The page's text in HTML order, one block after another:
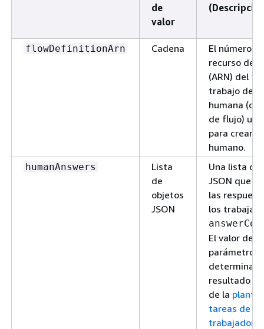
de
valor
flowDefinitionArn Cadena
El número
recurso de
(ARN) del
trabajo de
humana
de flujo)
para crear
humano.
humanAnswers
Lista
de
objetos
JSON
Una lista de
JSON que
las
los
El valor de
parámetro
resultado
de la
tareas de
trabajador